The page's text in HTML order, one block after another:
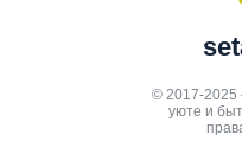
© 2017-2025
уюте и